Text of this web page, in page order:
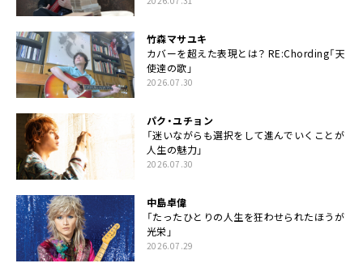
竹森マサユキ
カバーを超えた表現とは？ RE:Chording「天
使達の歌」
2026.07.30
パク・ユチョン
「迷いながらも選択をして進んでいくことが
人生の魅力」
2026.07.30
中島卓偉
「たったひとりの人生を狂わせられたほうが
光栄」
2026.07.29